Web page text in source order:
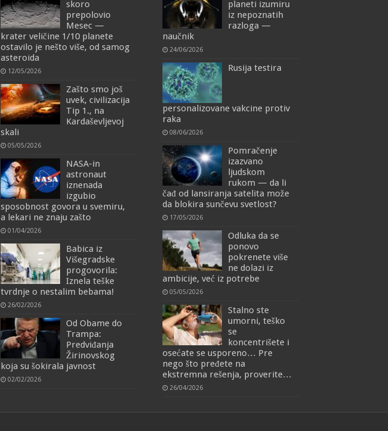
skoro
prepolovio
Mesec —
krater veličine 1/10 planete
ostavilo je nešto više, od samog
asteroida
12/05/2026
Zašto smo još
uvek, civilizacija
Tip 1., na
Kardaševljevoj
skali
05/05/2026
NASA-in
astronaut
iznenada
izgubio
sposobnost govora u svemiru,
a lekari ne znaju zašto
01/04/2026
Babica iz
Višegradske
progovorila:
Iznela teške
tvrdnje o nestalim bebama!
26/02/2026
Od Obame do
Trampa:
Predviđanja
Žirinovskog
koja su šokirala javnost
02/02/2026
planeti izumiru
iz nepoznatih
razloga —
naučnik
24/06/2026
Rusija testira
personalizovane vakcine protiv
raka
08/06/2026
Pomračenje
izazvano
ljudskom
rukom — da li
čađ od lansiranja satelita može
da blokira sunčevu svetlost?
17/05/2026
Odluka da se
ponovo
pokrenete više
ne dolazi iz
ambicije, već iz potrebe
05/05/2026
Stalno ste
umorni, teško
se
koncentrišete i
osećate se usporeno… Pre
nego što pređete na
ekstremna rešenja, proverite…
26/04/2026